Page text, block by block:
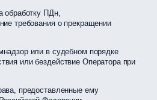
обработку ПДн,
требования о прекращении
или в судебном порядке
или бездействие Оператора при
предоставленные ему